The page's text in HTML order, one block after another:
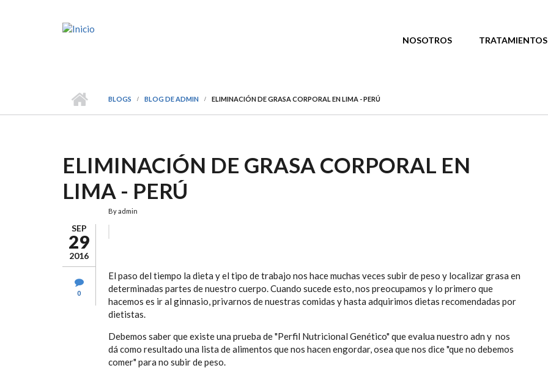
NOSOTROS TRATAMIENTOS
BLOGS BLOG DE ADMIN ELIMINACIÓN DE GRASA CORPORAL EN LIMA - PERÚ
ELIMINACIÓN DE GRASA CORPORAL EN
LIMA - PERÚ
SEP
29
2016
0
Byadmin
¿CÓMO ELIMINAR LA GRASA
LOCALIZADA?
El paso del tiempo la dieta y el tipo de trabajo nos hace muchas veces subir de peso y localizar grasa en
determinadas partes de nuestro cuerpo. Cuando sucede esto, nos preocupamos y lo primero que
hacemos es ir al ginnasio, privarnos de nuestras comidas y hasta adquirimos dietas recomendadas por
dietistas.
Debemos saber que existe una prueba de "Perfil Nutricional Genético" que evalua nuestro adn y nos
dá como resultado una lista de alimentos que nos hacen engordar, osea que nos dice "que no debemos
comer" para no subir de peso.